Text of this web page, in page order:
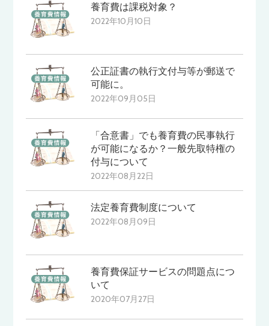
養育費は課税対象？
2022年10月10日
公正証書の執行文付与等が郵送で
可能に。
2022年09月05日
「合意書」でも養育費の民事執行
が可能になるか？一般先取特権の
付与について
2022年08月22日
法定養育費制度について
2022年08月09日
養育費保証サービスの問題点につ
いて
2020年07月27日